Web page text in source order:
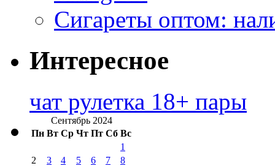
Сигареты оптом:
Интересное
чат рулетка 18+ пары
Сентябрь 2024
Пн Вт Ср Чт Пт Сб Вс
1
2
3 4 5 6 7
8